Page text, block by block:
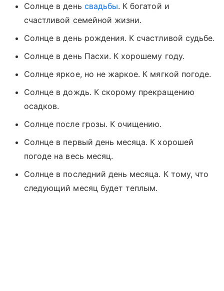
Солнце в день свадьбы. К богатой и
счастливой семейной жизни.
Солнце в день рождения. К счастливой судьбе.
Солнце в день Пасхи. К хорошему году.
Солнце яркое, но не жаркое. К мягкой погоде.
Солнце в дождь. К скорому прекращению
осадков.
Солнце после грозы. К очищению.
Солнце в первый день месяца. К хорошей
погоде на весь месяц.
Солнце в последний день месяца. К тому, что
следующий месяц будет теплым.